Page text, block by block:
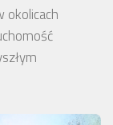
okolicach